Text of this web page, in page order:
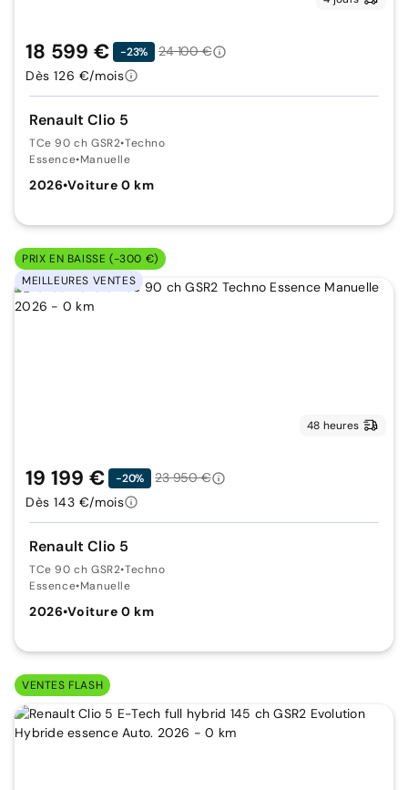
Renault Clio 5
TCe 90 ch GSR2•Techno
Essence•Manuelle
2026•Voiture 0 km
18 599 € -23%
24 100 €
Dès 126 €/mois
PRIX EN BAISSE (-300 €)
MEILLEURES VENTES
48 heures
Renault Clio 5
TCe 90 ch GSR2•Techno
Essence•Manuelle
2026•Voiture 0 km
19 199 € -20%
23 950 €
Dès 143 €/mois
VENTES FLASH